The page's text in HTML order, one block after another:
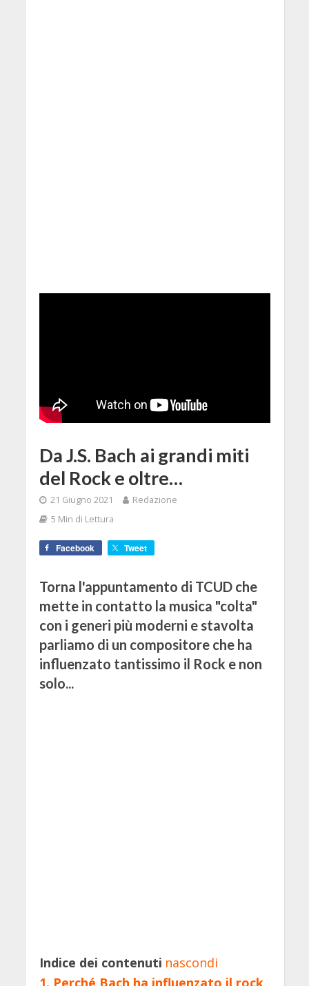
Da J.S. Bach ai grandi miti
del Rock e oltre…
21 Giugno 2021
Redazione
5 Min di Lettura
Facebook Tweet
Torna l'appuntamento di TCUD che
mette in contatto la musica "colta"
con i generi più moderni e stavolta
parliamo di un compositore che ha
influenzato tantissimo il Rock e non
solo...
Indice dei contenuti nascondi
1. Perché Bach ha influenzato il rock